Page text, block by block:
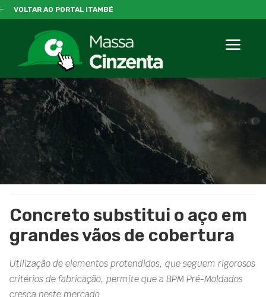
VOLTAR AO PORTAL ITAMBÉ
Concreto substitui o aço em
grandes vãos de cobertura
Utilização de elementos protendidos, que seguem rigorosos
critérios de fabricação, permite que a BPM Pré-Moldados
cresça neste mercado